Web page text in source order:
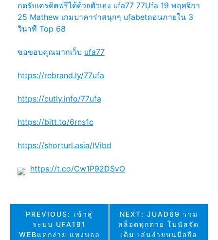
กดรับเครดิตฟรีได้ด้วยตัวเอง ufa77 77Ufa 19 พฤศจิกา
25 Mathew เกมบาคาร่าสนุกๆ ufabetถอนภายใน 3
วินาที Top 68
ขอขอบคุณมากเว็บ ufa77
https://rebrand.ly/77ufa
https://cutly.info/77ufa
https://bitt.to/6rns1c
https://shorturl.asia/lVibd
https://t.co/Cw1P92DSvO
แนะแนว
เรื่อง
PREVIOUS: เข้าสู่
ระบบ UFA191
WEBแตกง่าย แทงบอล
NEXT: JUAD69 รวม
สล็อตทุกค่าย โบนัสจัด
เต็ม เล่นง่ายบนมือถือ